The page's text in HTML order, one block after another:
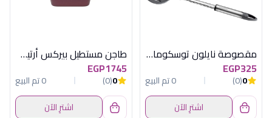
مقصوصة نايلون توسكوما يد استانلس
EGP325
0
(0)
0 تم البيع
اشترِ الآن
طاجن مستطيل بيركس أرتيسان جرانيت - 31 سم - نبيتي
EGP1745
0
(0)
0 تم البيع
اشترِ الآن